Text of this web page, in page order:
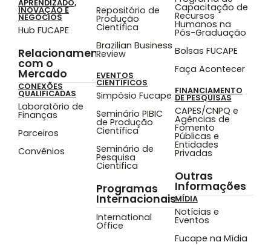
APRENDIZADO,
INOVAÇÃO E
NEGÓCIOS
Hub FUCAPE
Relacionamento
com o
Mercado
CONEXÕES
QUALIFICADAS
Laboratório de
Finanças
Parceiros
Convênios
Repositório de
Produção
Científica
Brazilian Business
Review
EVENTOS
CIENTÍFICOS
Simpósio Fucape
Seminário PIBIC
de Produção
Científica
Seminário de
Pesquisa
Cientifica
Programas
Internacionais
International
Office
Capacitação de
Recursos
Humanos na
Pós-Graduação
Bolsas FUCAPE
Faça Acontecer
FINANCIAMENTO
DE PESQUISAS
CAPES/CNPQ e
Agências de
Fomento
Públicas e
Entidades
Privadas
Outras
Informações
MÍDIA
Notícias e
Eventos
Fucape na Mídia